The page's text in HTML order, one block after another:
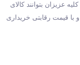
عزیزان بتوانند کالای
با قیمت رقابتی خریداری